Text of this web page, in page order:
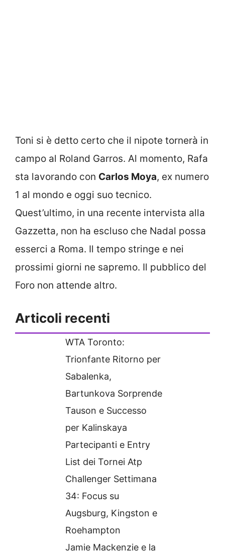
Toni si è detto certo che il nipote tornerà in
campo al Roland Garros. Al momento, Rafa
sta lavorando con Carlos Moya, ex numero
1 al mondo e oggi suo tecnico.
Quest’ultimo, in una recente intervista alla
Gazzetta, non ha escluso che Nadal possa
esserci a Roma. Il tempo stringe e nei
prossimi giorni ne sapremo. Il pubblico del
Foro non attende altro.
Articoli recenti
WTA Toronto:
Trionfante Ritorno per
Sabalenka,
Bartunkova Sorprende
Tauson e Successo
per Kalinskaya
Partecipanti e Entry
List dei Tornei Atp
Challenger Settimana
34: Focus su
Augsburg, Kingston e
Roehampton
Jamie Mackenzie e la